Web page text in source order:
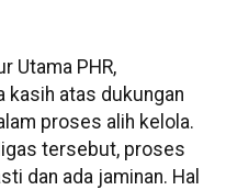
Utama PHR,
kasih atas dukungan
proses alih kelola.
tersebut, proses
dan ada jaminan. Hal